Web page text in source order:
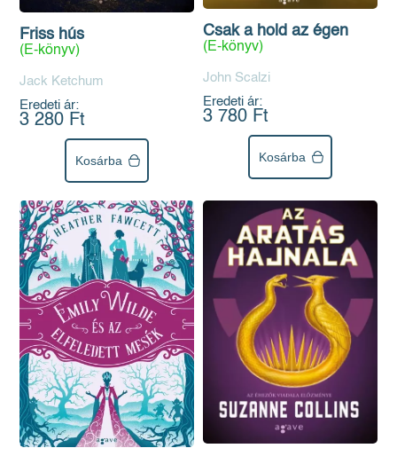
Friss hús
(E-könyv)
Jack Ketchum
Eredeti ár:
3 280 Ft
Kosárba
Csak a hold az égen
(E-könyv)
John Scalzi
Eredeti ár:
3 780 Ft
Kosárba